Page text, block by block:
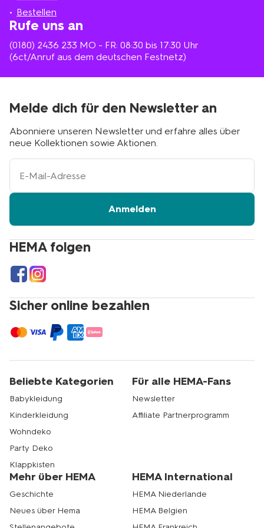
Bestellen
Rufe uns an
(0180) 2436 233 MO - FR: 08:30 bis 17:30 Uhr
(6ct/Anruf aus dem deutschen Festnetz)
HEMA folgen
Sicher online bezahlen
Melde dich für den Newsletter an
Abonniere unseren Newsletter und erfahre alles über
neue Kollektionen sowie Aktionen.
Ihre
Adresse
Anmelden
Beliebte Kategorien
Babykleidung
Kinderkleidung
Wohndeko
Party Deko
Klappkisten
Für alle HEMA-Fans
Newsletter
Affiliate Partnerprogramm
Mehr über HEMA
Geschichte
Neues über Hema
HEMA International
HEMA Niederlande
HEMA Belgien